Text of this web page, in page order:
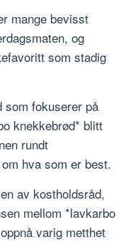
mange bevisst
og
som stadig
som fokuserer på
knekkebrød* blitt
rundt
hva som er best.
av kostholdsråd,
mellom *lavkarbo
varig metthet